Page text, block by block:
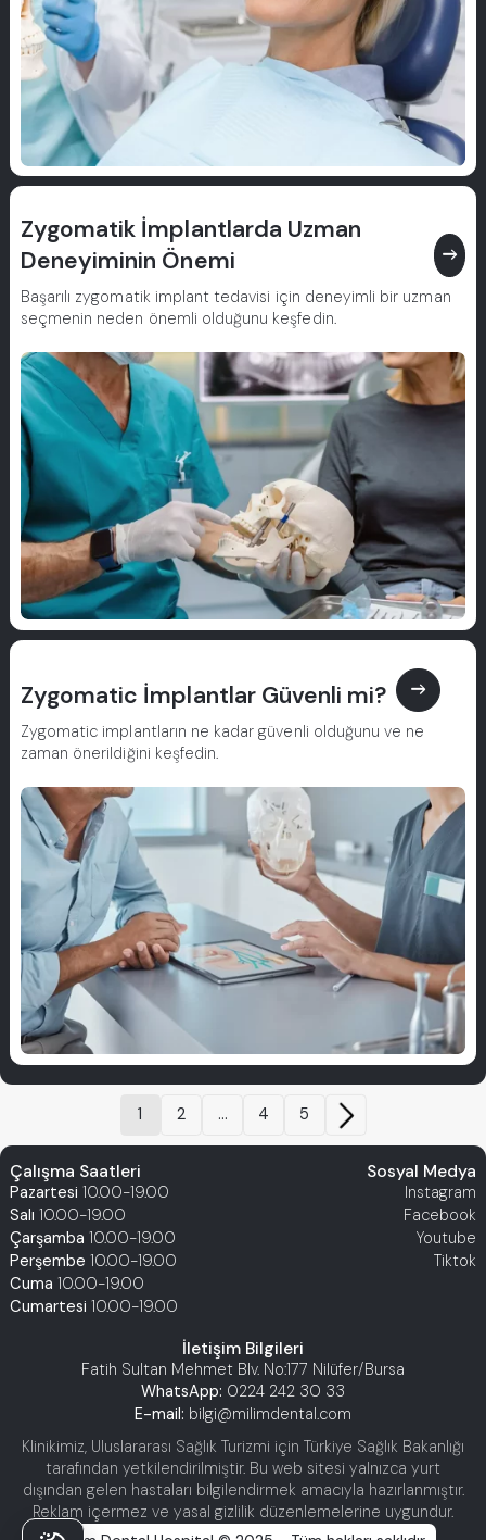
Zygomatik İmplantlarda Uzman
Deneyiminin Önemi
east
Başarılı zygomatik implant tedavisi için deneyimli bir uzman
seçmenin neden önemli olduğunu keşfedin.
Zygomatic İmplantlar Güvenli mi? east
Zygomatic implantların ne kadar güvenli olduğunu ve ne
zaman önerildiğini keşfedin.
1 2 ... 4 5
Çalışma Saatleri
Pazartesi 10.00-19.00
Salı 10.00-19.00
Çarşamba 10.00-19.00
Perşembe 10.00-19.00
Cuma 10.00-19.00
Cumartesi 10.00-19.00
Sosyal Medya
Instagram
Facebook
Youtube
Tiktok
İletişim Bilgileri
Fatih Sultan Mehmet Blv. No:177 Nilüfer/Bursa
WhatsApp: 0224 242 30 33
E-mail: bilgi@milimdental.com
Klinikimiz, Uluslararası Sağlık Turizmi için Türkiye Sağlık Bakanlığı
tarafından yetkilendirilmiştir. Bu web sitesi yalnızca yurt
dışından gelen hastaları bilgilendirmek amacıyla hazırlanmıştır.
Reklam içermez ve yasal gizlilik düzenlemelerine uygundur.